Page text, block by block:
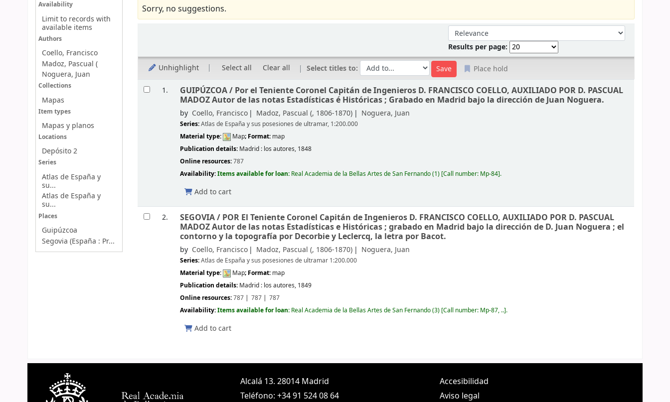
Availability
Limit to records with
available items
Authors
Coello, Francisco
Madoz, Pascual (
Noguera, Juan
Collections
Mapas
Item types
Mapas y planos
Locations
Depósito 2
Series
Atlas de España y
su...
Atlas de España y
su...
Places
Guipúzcoa
Segovia (España : Pr...
Sorry, no suggestions.
Sort by:
Results per page:
Unhighlight Select all Clear all Select titles to: Place hold
Results
1. GUIPÚZCOA / Por el Teniente Coronel Capitán de Ingenieros D. FRANCISCO COELLO, AUXILIADO POR D. PASCUAL
MADOZ Autor de las notas Estadísticas é Históricas ; Grabado en Madrid bajo la dirección de Juan Noguera.
by Coello, Francisco Madoz, Pascual (, 1806-1870) Noguera, Juan
Series:Atlas de España y sus posesiones de ultramar, 1:200.000
Material type:
Map; Format: map
Publication details: Madrid : los autores, 1848
Online resources:787
Availability:Items available for loan: Real Academia de la Bellas Artes de San Fernando(1) Call number: Mp-84 .
Add to cart
2. SEGOVIA / POR El Teniente Coronel Capitán de Ingenieros D. FRANCISCO COELLO, AUXILIADO POR D. PASCUAL
MADOZ Autor de las notas Estadísticas e Históricas ; grabado en Madrid bajo la dirección de D. Juan Noguera ; el
contorno y la topografía por Decorbie y Leclercq, la letra por Bacot.
by Coello, Francisco Madoz, Pascual (, 1806-1870) Noguera, Juan
Series:Atlas de España y sus posesiones de ultramar 1:200.000
Material type:
Map; Format: map
Publication details: Madrid : los autores, 1849
Online resources:787 787
787
Availability:Items available for loan: Real Academia de la Bellas Artes de San Fernando(3) Call number: Mp-87, .. .
Add to cart
Alcalá 13. 28014 Madrid
Teléfono: +34 91 524 08 64
Accesibilidad
Aviso legal